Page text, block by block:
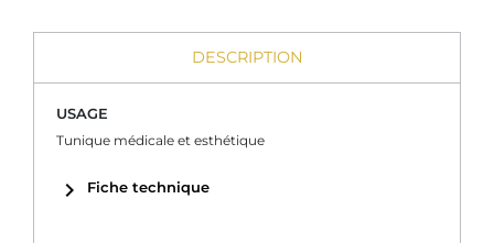
DESCRIPTION
USAGE
Tunique médicale et esthétique
chevron_right Fiche technique